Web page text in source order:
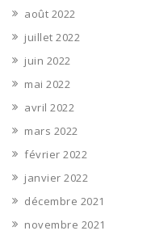
août 2022
juillet 2022
juin 2022
mai 2022
avril 2022
mars 2022
février 2022
janvier 2022
décembre 2021
novembre 2021